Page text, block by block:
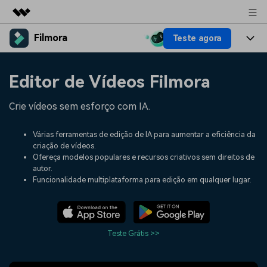
Produtos em destaque
Utilitários
Soluções
Loja
Filmora Teste agora
Recursos criativos
Áudio
Textos
Filmora para
Criar
Recursos
Prompts de Vídeo
Mais de 100 prompts
populares para gerar vídeos
Tendências de Vídeo
Descubra as 10 principais
tendências de marketing de
Histórias de clientes
alcançam sucesso
Preços Entrar
Editor de Vídeos Filmora
Crie vídeos sem esforço com IA.
Várias ferramentas de edição de IA para aumentar a eficiência da
criação de vídeos.
Ofereça modelos populares e recursos criativos sem direitos de
autor.
Funcionalidade multiplataforma para edição em qualquer lugar.
Teste Grátis >>